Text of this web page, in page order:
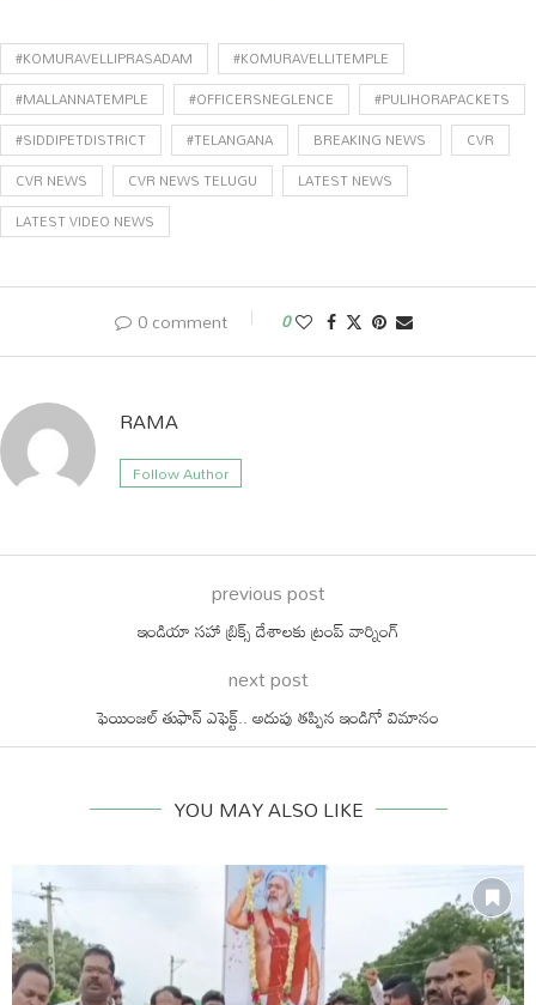
#KOMURAVELLIPRASADAM
#KOMURAVELLITEMPLE
#MALLANNATEMPLE
#OFFICERSNEGLENCE
#PULIHORAPACKETS
#SIDDIPETDISTRICT
#TELANGANA BREAKING NEWS
CVR
CVR NEWS
CVR NEWS TELUGU
LATEST NEWS
LATEST VIDEO NEWS
0 comment 0
RAMA
Follow Author
previous post
ఇండియా సహా బ్రిక్స్ దేశాలకు ట్రంప్ వార్నింగ్
next post
ఫెయింజల్ తుఫాన్ ఎఫెక్ట్.. అదుపు తప్పిన ఇండిగో విమానం
YOU MAY ALSO LIKE